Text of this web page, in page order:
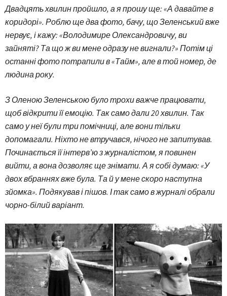
Двадцять хвилин пройшло, а я прошу ще: «А давайте в
коридорі». Роблю ще два фото, бачу, що Зеленський вже
нервує, і кажу: «Володимире Олександровичу, ви
зайняті? Та що ж ви мене одразу не вигнали?» Потім ці
останні фото потрапили в «Тайм», але в той номер, де
людина року.
З Оленою Зеленською було трохи важче працювати,
щоб відкрити її емоцію. Так само дали 20 хвилин. Так
само у неї були три помічниці, але вони тільки
допомагали. Ніхто не втручався, нічого не запитував.
Починається її інтерв’ю з журналістом, я повинен
вийти, а вона дозволяє ще знімати. А я собі думаю: «У
двох вбраннях вже була. Та й у мене скоро наступна
зйомка». Подякував і пішов. І так само в журналі обрали
чорно-білий варіант.